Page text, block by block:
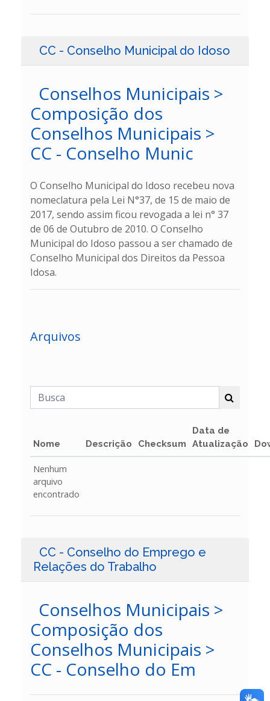
CC - Conselho Municipal do Idoso
Conselhos Municipais >
Composição dos
Conselhos Municipais >
CC - Conselho Munic
O Conselho Municipal do Idoso recebeu nova
nomeclatura pela Lei N°37, de 15 de maio de
2017, sendo assim ficou revogada a lei n° 37
de 06 de Outubro de 2010. O Conselho
Municipal do Idoso passou a ser chamado de
Conselho Municipal dos Direitos da Pessoa
Idosa.
Arquivos
Nome Descrição Checksum
Data de
Atualização
Nenhum
arquivo
encontrado
CC - Conselho do Emprego e
Relações do Trabalho
Conselhos Municipais >
Composição dos
Conselhos Municipais >
CC - Conselho do Em